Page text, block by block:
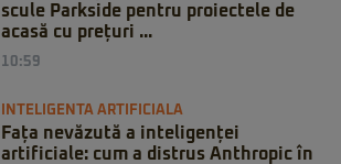
scule Parkside pentru proiectele de
acasă cu prețuri ...
10:59
INTELIGENTA ARTIFICIALA
Fața nevăzută a inteligenței
artificiale: cum a distrus Anthropic în